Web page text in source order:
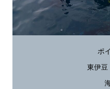
ポ
東伊豆